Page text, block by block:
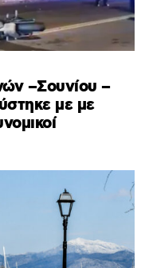
–Σουνίου –
με με